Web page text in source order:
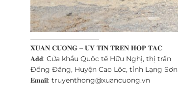
𝐗𝐔𝐀𝐍 𝐂𝐔𝐎𝐍𝐆 – 𝐔𝐘 𝐓𝐈𝐍 𝐓𝐑𝐄𝐍 𝐇𝐎𝐏 𝐓𝐀𝐂
𝐀𝐝𝐝: Cửa khẩu Quốc tế Hữu Nghị, thị trấn
Đồng Đăng, Huyện Cao Lộc, tỉnh Lạng Sơn
𝐄𝐦𝐚𝐢𝐥: truyenthong@xuancuong.vn